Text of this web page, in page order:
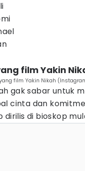
film Yakin
film Yakin Nikah
gak sabar untuk
cinta dan
dirilis di bioskop